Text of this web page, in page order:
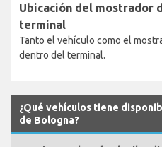
Ubicación del mostrador
terminal
Tanto el vehículo como el
dentro del terminal.
¿Qué vehículos tiene
de Bologna?